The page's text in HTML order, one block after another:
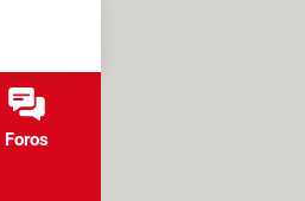
Foros